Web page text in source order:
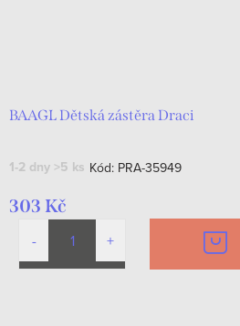
BAAGL Dětská zástěra Draci
1-2 dny >5 ks Kód: PRA-35949
303 Kč